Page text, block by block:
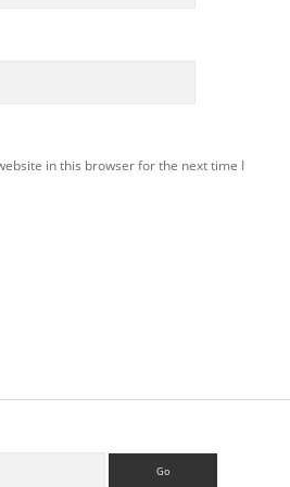
in this browser for the next time I